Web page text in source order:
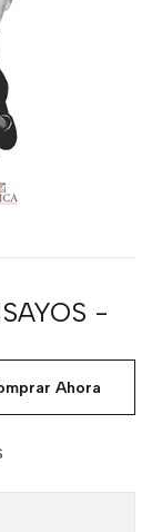
-
Ahora